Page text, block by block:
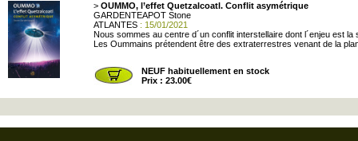
> OUMMO, l’effet Quetzalcoatl. Conflit asymétrique
GARDENTEAPOT Stone
ATLANTES: 15/01/2021
Nous sommes au centre d´un conflit interstellaire dont l´enjeu est
Les Oummains prétendent être des extraterrestres venant de la
NEUF habituellement en stock
Prix : 23.00€